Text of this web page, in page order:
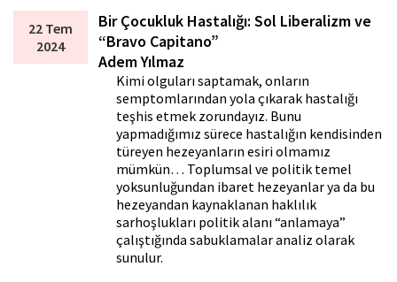
22 Tem
2024
Bir Çocukluk Hastalığı: Sol Liberalizm ve
“Bravo Capitano”
Adem Yılmaz
Kimi olguları saptamak, onların
semptomlarından yola çıkarak hastalığı
teşhis etmek zorundayız. Bunu
yapmadığımız sürece hastalığın kendisinden
türeyen hezeyanların esiri olmamız
mümkün… Toplumsal ve politik temel
yoksunluğundan ibaret hezeyanlar ya da bu
hezeyandan kaynaklanan haklılık
sarhoşlukları politik alanı “anlamaya”
çalıştığında sabuklamalar analiz olarak
sunulur.